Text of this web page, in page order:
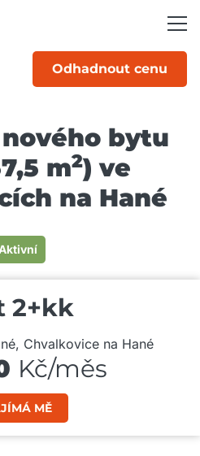
Odhadnout cenu
bytu
m2) ve
na Hané
2+kk
Chvalkovice na Hané
Kč/měs
MĚ